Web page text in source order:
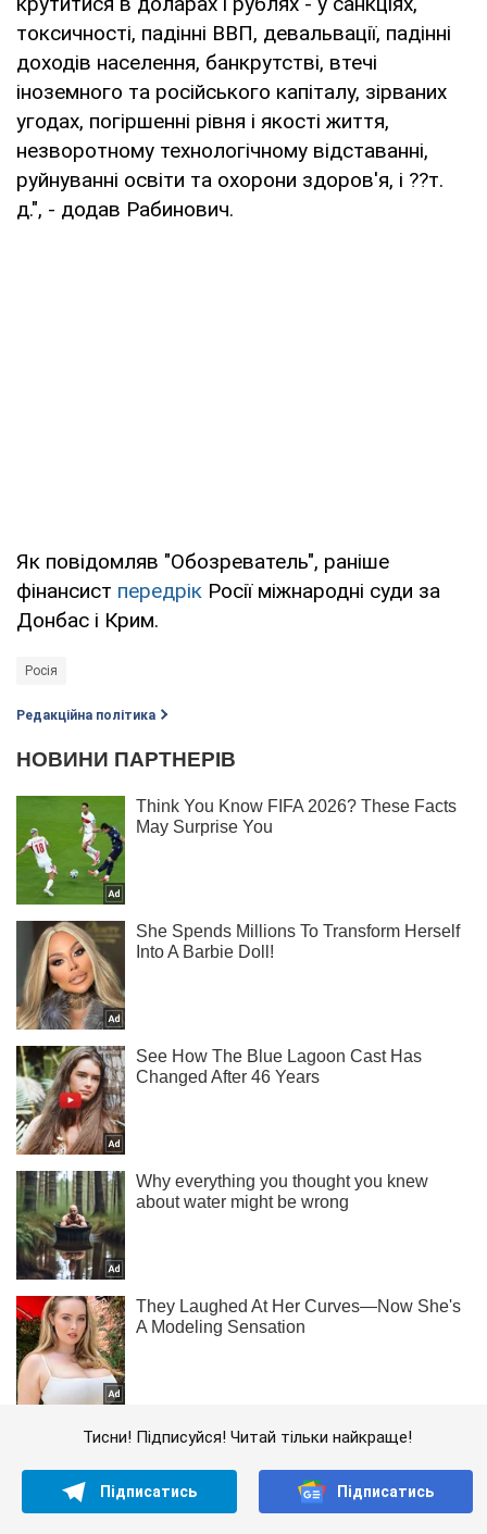
токсичності, падінні ВВП, девальвації, падінні
доходів населення, банкрутстві, втечі
іноземного та російського капіталу, зірваних
угодах, погіршенні рівня і якості життя,
незворотному технологічному відставанні,
руйнуванні освіти та охорони здоров'я, і ??т.
д.", - додав Рабинович.
Як повідомляв "Обозреватель", раніше
фінансист передрік Росії міжнародні суди за
Донбас і Крим.
Росія
Редакційна політика
Тисни! Підписуйся! Читай тільки найкраще!
Підписатись Підписатись